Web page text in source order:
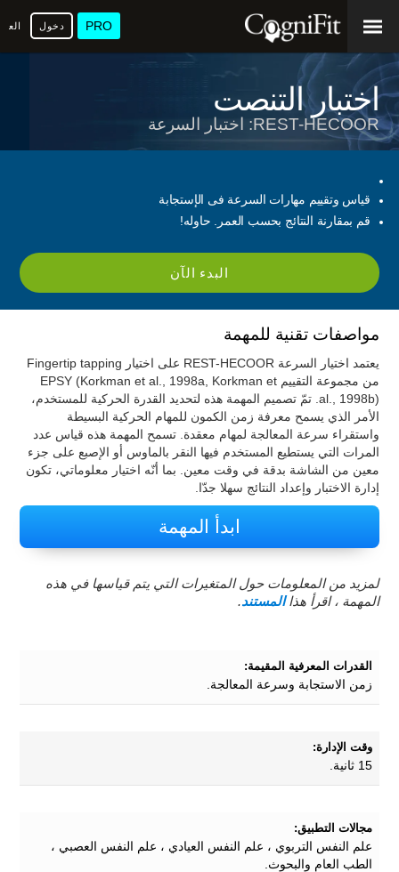
PRO دخول
اختبار التنصت
REST-HECOOR: اختبار السرعة
قياس وتقييم مهارات السرعة فى الإستجابة
قم بمقارنة النتائج بحسب العمر. حاوله!
البدء الآن
مواصفات تقنية للمهمة
يعتمد اختيار السرعة REST-HECOOR على اختيار Fingertip tapping
من مجموعة التقييم EPSY (Korkman et al., 1998a, Korkman et
al., 1998b). تمّ تصميم المهمة هذه لتحديد القدرة الحركية للمستخدم،
الأمر الذي يسمح معرفة زمن الكمون للمهام الحركية البسيطة
واستقراء سرعة المعالجة لمهام معقدة. تسمح المهمة هذه قياس عدد
المرات التي يستطيع المستخدم فيها النقر بالماوس أو الإصبع على جزء
معين من الشاشة بدقة في وقت معين. بما أنّه اختيار معلوماتي، تكون
إدارة الاختبار وإعداد النتائج سهلا جدّا.
ابدأ المهمة
لمزيد من المعلومات حول المتغيرات التي يتم قياسها في هذه
المهمة ، اقرأ هذاالمستند.
القدرات المعرفية المقيمة:
زمن الاستجابة وسرعة المعالجة.
وقت الإدارة:
15 ثانية.
مجالات التطبيق:
علم النفس التربوي ، علم النفس العيادي ، علم النفس العصبي ،
الطب العام والبحوث.